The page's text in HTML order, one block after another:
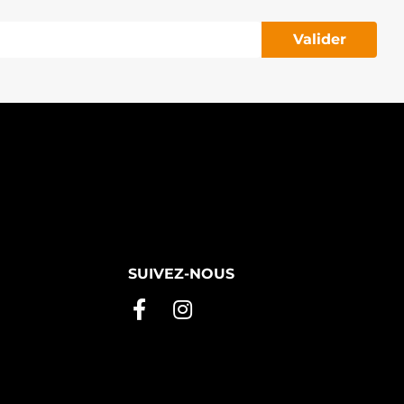
Valider
SUIVEZ-NOUS